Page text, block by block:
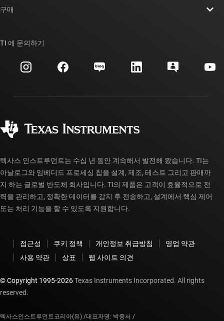
투자 관계
제조
대체품 검색
고객 지원 센터
myTI 계정 FAQ
구매
주문 FAQ
TI 에 문의하기
텍사스 인스트루먼트는 수십 년 동안 계속해서 발전해 왔습니다. TI는
아날로그와 임베디드 프로세싱 칩을 설계, 제조, 테스트 그리고 판매까
지 하는 글로벌 반도체 회사입니다. TI의 제품은 고객이 효율적으로 전
력을 관리하고, 정확한 데이터를 감지 후 전송하고, 설계에서 핵심 제어
또는 처리 기능을 할 수 있도록 지원합니다.
접근성 쿠키 정책 개인정보 취급방침
영업 약관
사용 약관
상표 웹 사이트 의견
© Copyright 1995-2026Texas Instruments Incorporated. All rights
reserved.
텍사스인스트루먼트코리아(유) /대표자명: 박중서 /